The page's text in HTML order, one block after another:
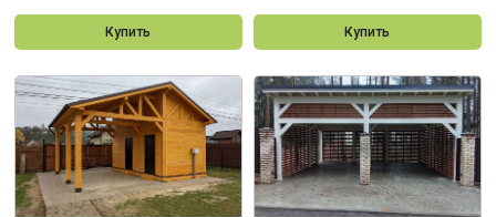
Купить Купить